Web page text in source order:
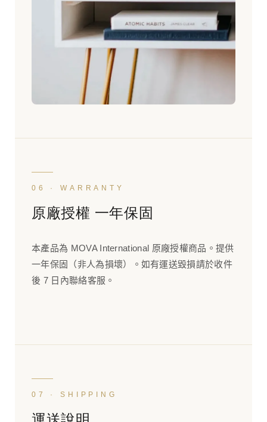
06 · WARRANTY
原廠授權 一年保固
本產品為 MOVA International 原廠授權商品。提供
一年保固（非人為損壞）。如有運送毀損請於收件
後 7 日內聯絡客服。
07 · SHIPPING